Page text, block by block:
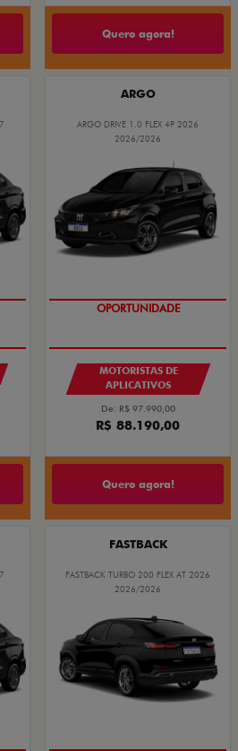
Quero agora!
ARGO
ARGO DRIVE 1.0 FLEX 4P 2026
2026/2026
OPORTUNIDADE
MOTORISTAS DE
APLICATIVOS
De: R$ 97.990,00
R$ 88.190,00
Quero agora!
FASTBACK
FASTBACK TURBO 200 FLEX AT 2026
2026/2026